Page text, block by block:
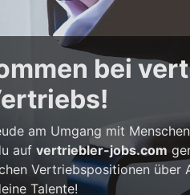
bei
am Umgang mit
aufvertriebler-jobs.com
Vertriebspositionen über
Talente!